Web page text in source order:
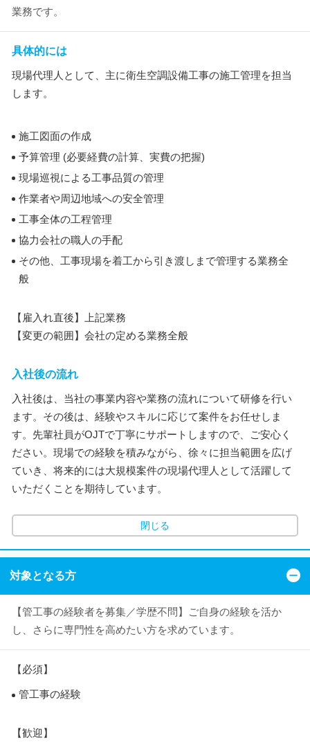
業務です。
具体的には
現場代理人として、主に衛生空調設備工事の施工管理を担当
します。
施工図面の作成
予算管理 (必要経費の計算、実費の把握)
現場巡視による工事品質の管理
作業者や周辺地域への安全管理
工事全体の工程管理
協力会社の職人の手配
その他、工事現場を着工から引き渡しまで管理する業務全
般
【雇入れ直後】上記業務
【変更の範囲】会社の定める業務全般
入社後の流れ
入社後は、当社の事業内容や業務の流れについて研修を行い
ます。その後は、経験やスキルに応じて案件をお任せしま
す。先輩社員がOJTで丁寧にサポートしますので、ご安心く
ださい。現場での経験を積みながら、徐々に担当範囲を広げ
ていき、将来的には大規模案件の現場代理人として活躍して
いただくことを期待しています。
閉じる
対象となる方
【管工事の経験者を募集／学歴不問】ご自身の経験を活か
し、さらに専門性を高めたい方を求めています。
【必須】
管工事の経験
【歓迎】